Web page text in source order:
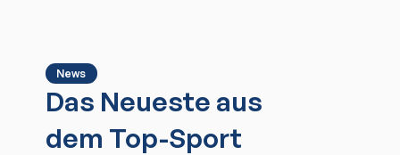
News
Das Neueste aus
dem Top-Sport